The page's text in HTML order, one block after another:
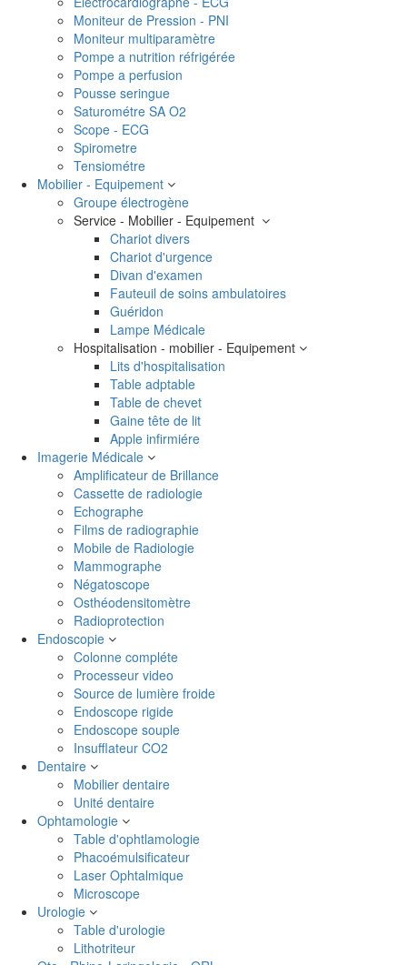
Moniteur de Pression - PNI
Moniteur multiparamètre
Pompe a nutrition réfrigérée
Pompe a perfusion
Pousse seringue
Saturométre SA O2
Scope - ECG
Spirometre
Tensiométre
Mobilier - Equipement
Groupe électrogène
Service - Mobilier - Equipement
Chariot divers
Chariot d'urgence
Divan d'examen
Fauteuil de soins ambulatoires
Guéridon
Lampe Médicale
Hospitalisation - mobilier - Equipement
Lits d'hospitalisation
Table adptable
Table de chevet
Gaine tête de lit
Apple infirmiére
Imagerie Médicale
Amplificateur de Brillance
Cassette de radiologie
Echographe
Films de radiographie
Mobile de Radiologie
Mammographe
Négatoscope
Osthéodensitomètre
Radioprotection
Endoscopie
Colonne compléte
Processeur video
Source de lumière froide
Endoscope rigide
Endoscope souple
Insufflateur CO2
Dentaire
Mobilier dentaire
Unité dentaire
Ophtamologie
Table d'ophtlamologie
Phacoémulsificateur
Laser Ophtalmique
Microscope
Urologie
Table d'urologie
Lithotriteur